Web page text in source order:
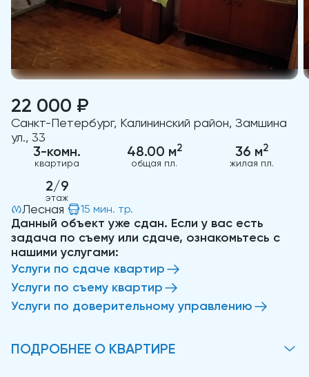
22 000 ₽
Санкт-Петербург, Калининский район, Замшина
ул., 33
3-комн.
квартира
48.00 м2
общая пл.
36 м2
жилая пл.
2/9
этаж
Лесная 15 мин. тр.
Данный объект уже сдан. Если у вас есть
задача по съему или сдаче, ознакомьтесь с
нашими услугами:
Услуги по сдаче квартир
Услуги по съему квартир
Услуги по доверительному управлению
ПОДРОБНЕЕ О КВАРТИРЕ